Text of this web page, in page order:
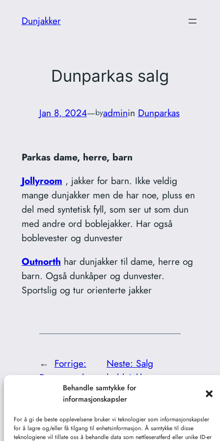
Behandle samtykke for
informasjonskapsler
For å gi de beste opplevelsene bruker vi teknologier som informasjonskapsler
for å lagre og/eller få tilgang til enhetsinformasjon. Å samtykke til disse
teknologiene vil tillate oss å behandle data som nettleseratferd eller unike ID-er
Dunjakker
Dunparkas salg
Jan 8, 2024—byadminin Dunparkas
Parkas dame, herre, barn
Jollyroom , jakker for barn. Ikke veldig
mange dunjakker men de har noe, pluss en
del med syntetisk fyll, som ser ut som dun
med andre ord boblejakker. Har også
boblevester og dunvester
Outnorth har dunjakker til dame, herre og
barn. Også dunkåper og dunvester.
Sportslig og tur orienterte jakker
← Forrige:
Dunvest salg
Neste: Salg
boblejakker →